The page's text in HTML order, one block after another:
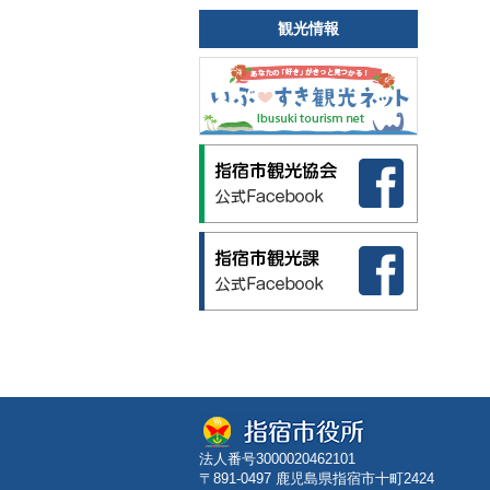
観光情報
法人番号3000020462101
〒891-0497 鹿児島県指宿市十町2424